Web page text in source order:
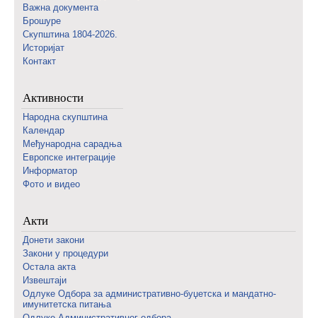
Важна документа
Брошуре
Скупштина 1804-2026.
Историјат
Контакт
Активности
Народна скупштина
Календар
Међународна сарадња
Европске интеграције
Информатор
Фото и видео
Акти
Донети закони
Закони у процедури
Остала акта
Извештаји
Одлуке Одбора за административно-буџетска и мандатно-
имунитетска питања